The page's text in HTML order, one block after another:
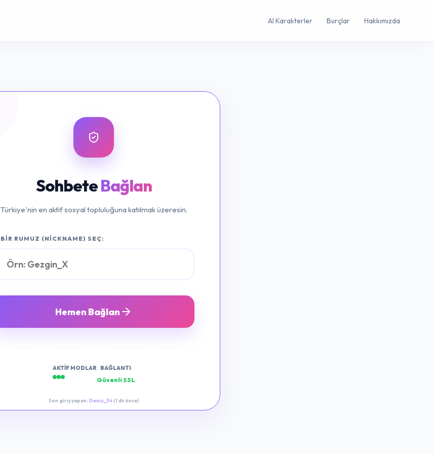
AI Karakterler Burçlar Hakkımızda
SohbeteBağlan
Türkiye'nin en aktif sosyal topluluğuna katılmak üzeresin.
BIR RUMUZ (NICKNAME) SEÇ:
Hemen Bağlan
AKTIF MODLAR BAĞLANTI
Güvenli SSL
Son giriş yapan: Deniz_34(1 dk önce)